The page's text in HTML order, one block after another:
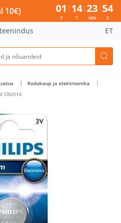
- Bauhof has loaded
10€) 01
P
14
T
23
MIN
54
S
ET
Kodukaup ja elektroonika
CR2016